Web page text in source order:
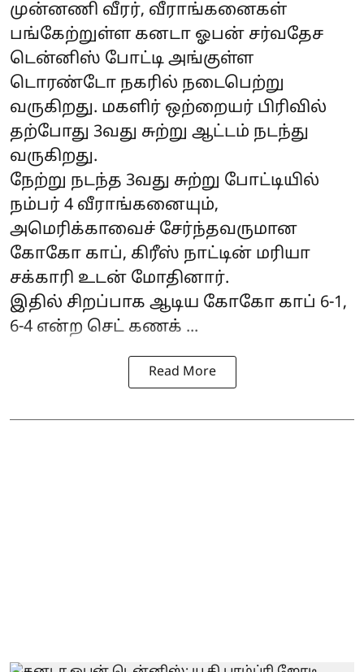
முன்னணி வீரர், வீராங்கனைகள்
பங்கேற்றுள்ள கனடா ஓபன் சர்வதேச
டென்னிஸ் போட்டி அங்குள்ள
டொரண்டோ நகரில் நடைபெற்று
வருகிறது. மகளிர் ஒற்றையர் பிரிவில்
தற்போது 3வது சுற்று ஆட்டம் நடந்து
வருகிறது.
நேற்று நடந்த 3வது சுற்று போட்டியில்
நம்பர் 4 வீராங்கனையும்,
அமெரிக்காவைச் சேர்ந்தவருமான
கோகோ காப், கிரீஸ் நாட்டின் மரியா
சக்காரி உடன் மோதினார்.
இதில் சிறப்பாக ஆடிய கோகோ காப் 6-1,
6-4 என்ற செட் கணக் ...
Read More